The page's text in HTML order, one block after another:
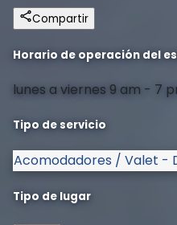
Compartir
Horario de operación del
lunes a viernes 9 am - 7
Tipo de servicio
Acomodadores / Valet -
Tipo de lugar